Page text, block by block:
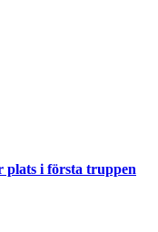
plats i första truppen